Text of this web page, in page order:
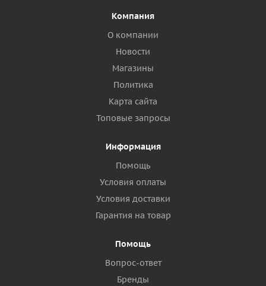
Компания
О компании
Новости
Магазины
Политика
Карта сайта
Топовые запросы
Информация
Помощь
Условия оплаты
Условия доставки
Гарантия на товар
Помощь
Вопрос-ответ
Бренды